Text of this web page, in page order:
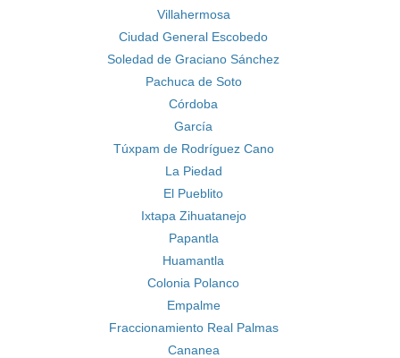
Villahermosa
Ciudad General Escobedo
Soledad de Graciano Sánchez
Pachuca de Soto
Córdoba
García
Túxpam de Rodríguez Cano
La Piedad
El Pueblito
Ixtapa Zihuatanejo
Papantla
Huamantla
Colonia Polanco
Empalme
Fraccionamiento Real Palmas
Cananea